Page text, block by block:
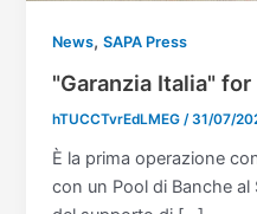
News,SAPA Press
"Garanzia Italia" for
hTUCCTvrEdLMEG /31/07/
È la prima operazione
con un Pool di Banche al